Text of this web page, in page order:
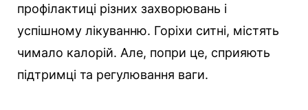
профілактиці різних захворювань і
успішному лікуванню. Горіхи ситні, містять
чимало калорій. Але, попри це, сприяють
підтримці та регулювання ваги.